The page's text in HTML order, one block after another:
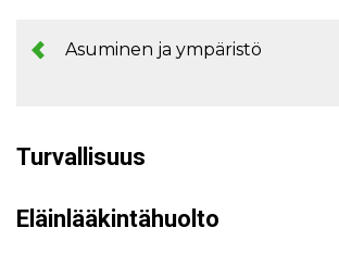
Asuminen ja ympäristö
Turvallisuus
Eläinlääkintähuolto